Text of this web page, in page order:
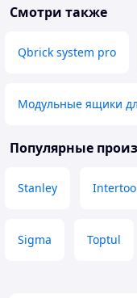
Смотри также
Qbrick system pro
Модульные ящики
Популярные
Stanley
Sigma Toptul